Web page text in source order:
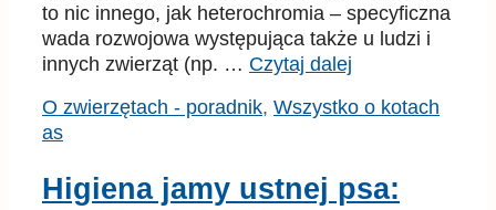
to nic innego, jak heterochromia – specyficzna
wada rozwojowa występująca także u ludzi i
innych zwierząt (np. … Czytaj dalej
Kategorie
O zwierzętach - poradnik, Wszystko o kotach
as
Higiena jamy ustnej psa: